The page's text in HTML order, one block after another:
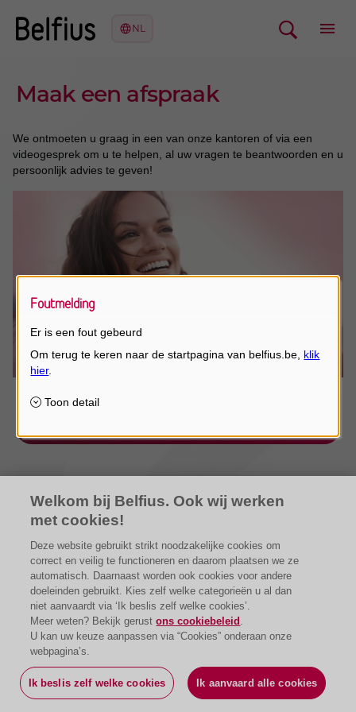
Maak een afspraak
We ontmoeten u graag in een van onze kantoren of via een
videogesprek om u te helpen, al uw vragen te beantwoorden en u
persoonlijk advies te geven!
Welkom bij Belfius. Ook wij werken
met cookies!
Deze website gebruikt strikt noodzakelijke cookies om
correct en veilig te functioneren en daarom plaatsen we ze
automatisch. Daarnaast worden ook cookies voor andere
doeleinden gebruikt. Kies zelf welke categorieën u al dan
niet aanvaardt via ‘Ik beslis zelf welke cookies’.
Meer weten? Bekijk gerustons cookiebeleid .
U kan uw keuze aanpassen via “Cookies” onderaan onze
webpagina’s.
Ik beslis zelf welke cookies Ik aanvaard alle cookies
Foutmelding
Er is een fout gebeurd